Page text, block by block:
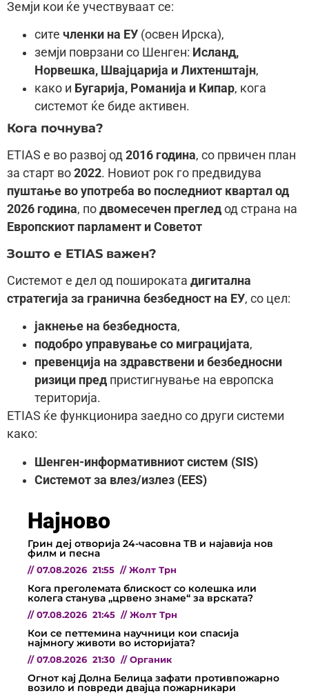
Земји кои ќе учествуваат се:
сите членки на ЕУ (освен Ирска),
земји поврзани со Шенген: Исланд,
Норвешка, Швајцарија и Лихтенштајн,
како и Бугарија, Романија и Кипар, кога
системот ќе биде активен.
Кога почнува?
ETIAS е во развој од 2016 година, со првичен план
за старт во 2022. Новиот рок го предвидува
пуштање во употреба во последниот квартал од
2026 година, по двомесечен преглед од страна на
Европскиот парламент и Советот
Зошто е ETIAS важен?
Системот е дел од пошироката дигитална
стратегија за гранична безбедност на ЕУ, со цел:
јакнење на безбедноста,
подобро управување со миграцијата,
превенција на здравствени и безбедносни
ризици пред пристигнување на европска
територија.
ETIAS ќе функционира заедно со други системи
како:
Шенген-информативниот систем (SIS)
Системот за влез/излез (EES)
Најново
Грин деј отворија 24-часовна ТВ и најавија нов
филм и песна
// 07.08.2026 21:55 // Жолт Трн
Кога преголемата блискост со колешка или
колега станува „црвено знаме“ за врската?
// 07.08.2026 21:45 // Жолт Трн
Кои се петтемина научници кои спасија
најмногу животи во историјата?
// 07.08.2026 21:30 // Органик
Огнот кај Долна Белица зафати противпожарно
возило и повреди двајца пожарникари